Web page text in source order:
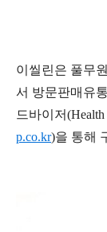
이씰린은 풀무
서 방문판매유
드바이저
p.co.kr)을 통해